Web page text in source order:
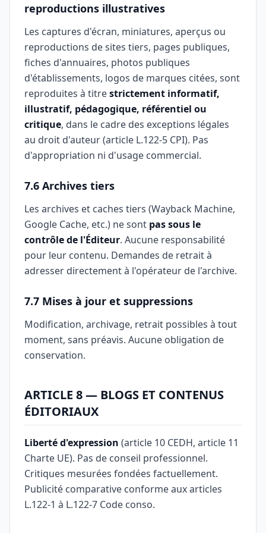
reproductions illustratives
Les captures d'écran, miniatures, aperçus ou
reproductions de sites tiers, pages publiques,
fiches d'annuaires, photos publiques
d'établissements, logos de marques citées, sont
reproduites à titrestrictement informatif,
illustratif, pédagogique, référentiel ou
critique, dans le cadre des exceptions légales
au droit d'auteur (article L.122-5 CPI). Pas
d'appropriation ni d'usage commercial.
7.6 Archives tiers
Les archives et caches tiers (Wayback Machine,
Google Cache, etc.) ne sont pas sous le
contrôle de l'Éditeur. Aucune responsabilité
pour leur contenu. Demandes de retrait à
adresser directement à l'opérateur de l'archive.
7.7 Mises à jour et suppressions
Modification, archivage, retrait possibles à tout
moment, sans préavis. Aucune obligation de
conservation.
ARTICLE 8 — BLOGS ET CONTENUS
ÉDITORIAUX
Liberté d'expression (article 10 CEDH, article 11
Charte UE). Pas de conseil professionnel.
Critiques mesurées fondées factuellement.
Publicité comparative conforme aux articles
L.122-1 à L.122-7 Code conso.